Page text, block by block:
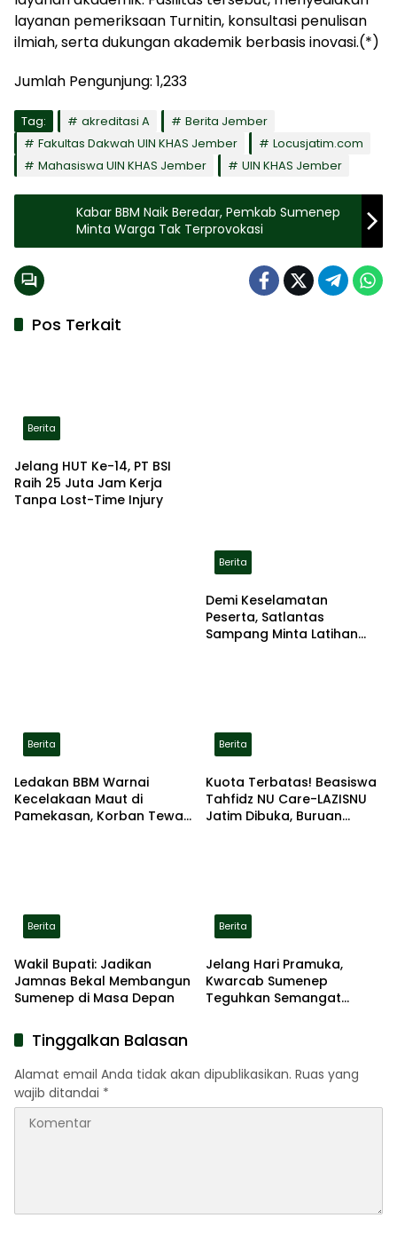
layanan pemeriksaan Turnitin, konsultasi penulisan
ilmiah, serta dukungan akademik berbasis inovasi.(*)
Jumlah Pengunjung: 1,233
Tag: akreditasi A
Berita Jember
Fakultas Dakwah UIN KHAS Jember
Locusjatim.com
Mahasiswa UIN KHAS Jember
UIN KHAS Jember
Kabar BBM Naik Beredar, Pemkab Sumenep
Minta Warga Tak Terprovokasi
Pos Terkait
Berita
Jelang HUT Ke-14, PT BSI
Raih 25 Juta Jam Kerja
Tanpa Lost-Time Injury
Berita
Demi Keselamatan
Peserta, Satlantas
Sampang Minta Latihan
Berita
Ledakan BBM Warnai
Kecelakaan Maut di
Pamekasan, Korban Tewas
Berita
Kuota Terbatas! Beasiswa
Tahfidz NU Care-LAZISNU
Jatim Dibuka, Buruan
Berita
Wakil Bupati: Jadikan
Jamnas Bekal Membangun
Sumenep di Masa Depan
Berita
Jelang Hari Pramuka,
Kwarcab Sumenep
Teguhkan Semangat
Tinggalkan Balasan
Alamat email Anda tidak akan dipublikasikan. Ruas yang
wajib ditandai *